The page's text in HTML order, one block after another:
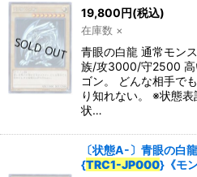
19,800円(税込)
在庫数 ×
青眼の白龍 通常モン
族/攻3000/守2500 高
ゴン。 どんな相手で
り知れない。 ※状態
状…
〔状態A-〕青眼の白
{TRC1-JP000}《モ